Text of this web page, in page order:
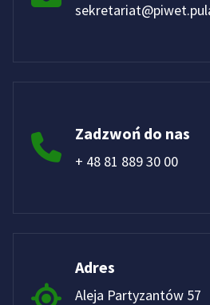
Zadzwoń do nas
+ 48 81 889 30 00
Adres
Aleja Partyzantów 57